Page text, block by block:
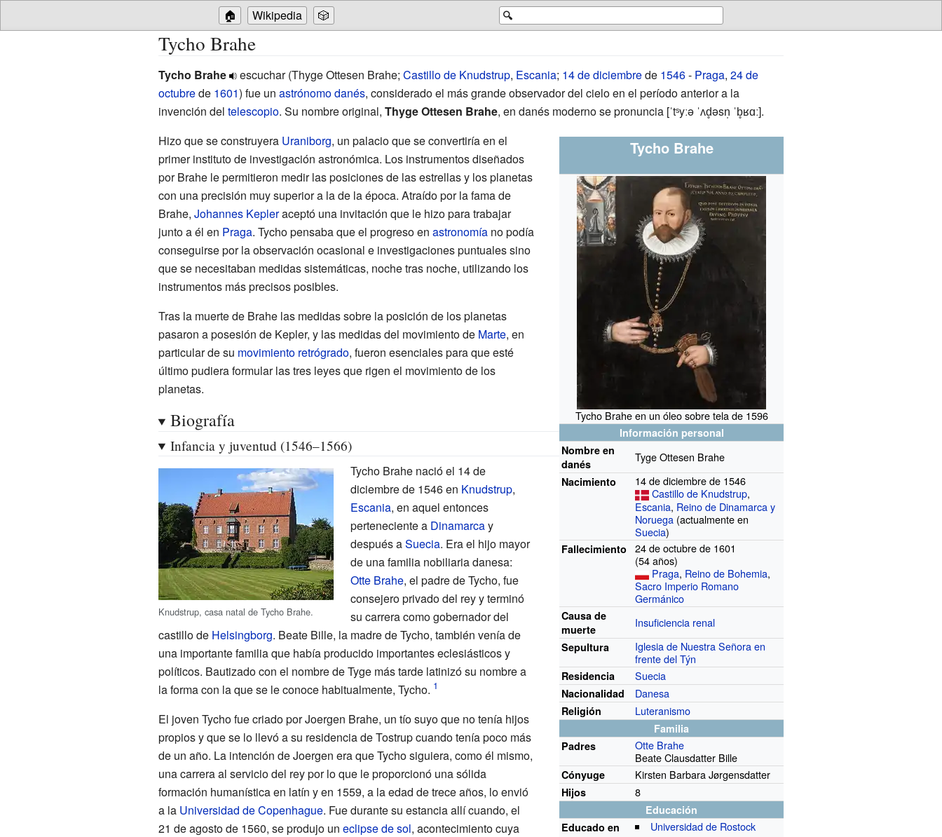
🔍
🏠 Wikipedia 🎲
Tycho Brahe
Tycho Brahe escuchar (Thyge Ottesen Brahe; Castillo de Knudstrup, Escania; 14 de diciembrede 1546- Praga, 24 de
octubrede 1601) fue un astrónomodanés, considerado el más grande observador del cielo en el período anterior a la
invención del telescopio. Su nombre original, Thyge Ottesen Brahe, en danés moderno se pronuncia [ˈtˢyːə ˈʌd̥əsn̩ ˈb̥ʁɑː].
Tycho Brahe
Tycho Brahe en un óleo sobre tela de 1596
Información personal
Nombre en
danés
Tyge Ottesen Brahe
Nacimiento
14 de diciembre de 1546
Castillo de Knudstrup,
Escania, Reino de Dinamarca y
Noruega (actualmente en
Suecia)
Fallecimiento
24 de octubre de 1601
(54 años)
Praga, Reino de Bohemia,
Sacro Imperio Romano
Germánico
Causa de
muerte
Insuficiencia renal
Sepultura
Iglesia de Nuestra Señora en
frente del Týn
Residencia Suecia
Nacionalidad Danesa
Religión Luteranismo
Familia
Padres
Otte Brahe
Beate Clausdatter Bille
Cónyuge Kirsten Barbara Jørgensdatter
Hijos 8
Educación
Educado en
Universidad de Rostock
Hizo que se construyera Uraniborg, un palacio que se convertiría en el
primer instituto de investigación astronómica. Los instrumentos diseñados
por Brahe le permitieron medir las posiciones de las estrellas y los planetas
con una precisión muy superior a la de la época. Atraído por la fama de
Brahe, Johannes Kepleraceptó una invitación que le hizo para trabajar
junto a él en Praga. Tycho pensaba que el progreso en astronomíano podía
conseguirse por la observación ocasional e investigaciones puntuales sino
que se necesitaban medidas sistemáticas, noche tras noche, utilizando los
instrumentos más precisos posibles.
Tras la muerte de Brahe las medidas sobre la posición de los planetas
pasaron a posesión de Kepler, y las medidas del movimiento de Marte, en
particular de su movimiento retrógrado, fueron esenciales para que esté
último pudiera formular las tres leyes que rigen el movimiento de los
planetas.
Biografía
Infancia y juventud (1546–1566)
Knudstrup, casa natal de Tycho Brahe.
Tycho Brahe nació el 14 de
diciembre de 1546 en Knudstrup,
Escania, en aquel entonces
perteneciente a Dinamarcay
después aSuecia. Era el hijo mayor
de una familia nobiliaria danesa:
Otte Brahe, el padre de Tycho, fue
consejero privado del rey y terminó
su carrera como gobernador del
castillo de Helsingborg. Beate Bille, la madre de Tycho, también venía de
una importante familia que había producido importantes eclesiásticos y
políticos. Bautizado con el nombre de Tyge más tarde latinizó su nombre a
la forma con la que se le conoce habitualmente, Tycho.
El joven Tycho fue criado por Joergen Brahe, un tío suyo que no tenía hijos
propios y que se lo llevó a su residencia deTostrupcuando tenía poco más
de un año. La intención de Joergen era que Tycho siguiera, como él mismo,
una carrera al servicio del rey por lo que le proporcionó una sólida
formación humanística en latín y en 1559, a la edad de trece años, lo envió
a la Universidad de Copenhague. Fue durante su estancia allí cuando, el
21 de agosto de 1560, se produjo un eclipse de sol, acontecimiento cuya